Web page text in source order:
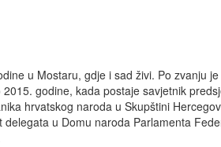
u Mostaru, gdje i sad živi. Po zvanju
godine, kada postaje savjetnik
hrvatskog naroda u Skupštini
u Domu naroda Parlamenta